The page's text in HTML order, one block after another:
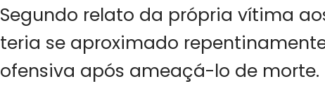
Segundo relato da própria vítima
teria se aproximado
ofensiva após ameaçá-lo de morte.